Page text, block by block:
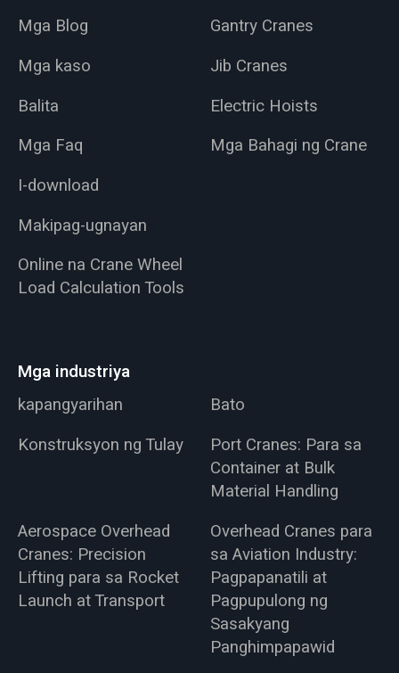
Mga Blog
Mga kaso
Balita
Mga Faq
I-download
Makipag-ugnayan
Online na Crane Wheel
Load Calculation Tools
Gantry Cranes
Jib Cranes
Electric Hoists
Mga Bahagi ng Crane
Mga industriya
kapangyarihan
Bato
Konstruksyon ng Tulay
Port Cranes: Para sa
Container at Bulk
Material Handling
Aerospace Overhead
Cranes: Precision
Lifting para sa Rocket
Launch at Transport
Overhead Cranes para
sa Aviation Industry:
Pagpapanatili at
Pagpupulong ng
Sasakyang
Panghimpapawid